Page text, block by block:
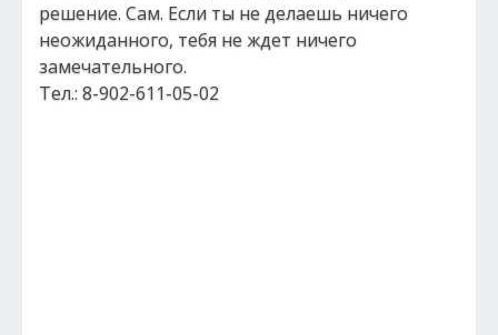
решение. Сам. Если ты не делаешь ничего
неожиданного, тебя не ждет ничего
замечательного.
Тел.: 8-902-611-05-02